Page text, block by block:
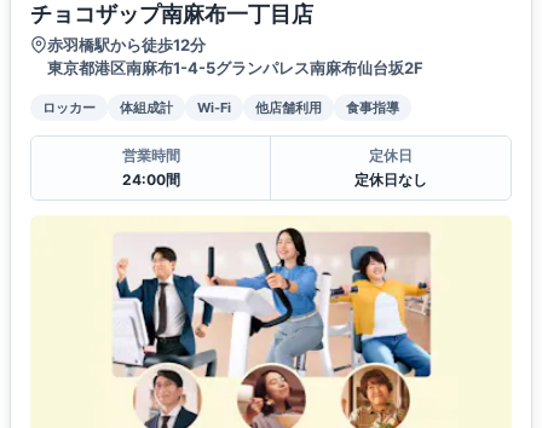
チョコザップ南麻布一丁目店
赤羽橋駅から徒歩12分
東京都港区南麻布1-4-5グランパレス南麻布仙台坂2F
ロッカー 体組成計 Wi-Fi 他店舗利用 食事指導
営業時間
24:00間
定休日
定休日なし